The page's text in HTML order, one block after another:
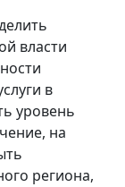
власти
в
уровень
на
региона,